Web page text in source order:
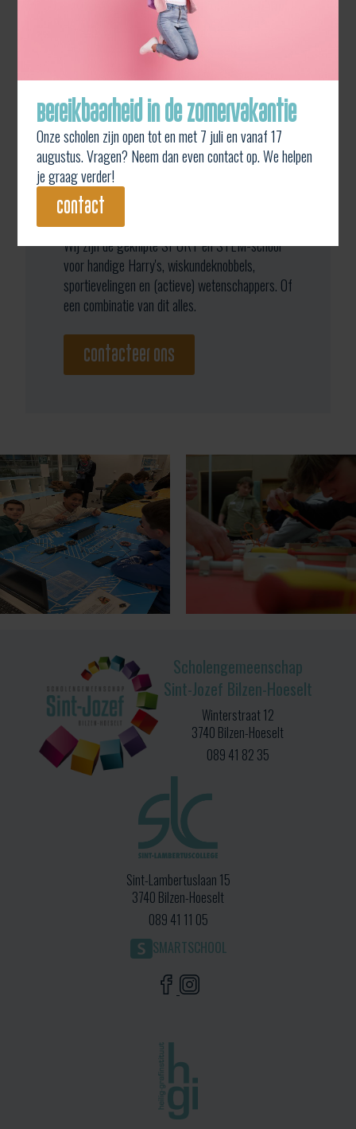
TISJ, misschien iets voor jou!
Wij zijn de geknipte SPORT en STEM-school
voor handige Harry's, wiskundeknobbels,
sportievelingen en (actieve) wetenschappers. Of
een combinatie van dit alles.
contacteer ons
Scholengemeenschap
Sint-Jozef Bilzen-Hoeselt
Winterstraat 12
3740 Bilzen-Hoeselt
089 41 82 35
Sint-Lambertuslaan 15
3740 Bilzen-Hoeselt
089 41 11 05
SMARTSCHOOL
Bereikbaarheid in de zomervakantie
Onze scholen zijn open tot en met 7 juli en vanaf 17
augustus. Vragen? Neem dan even contact op. We helpen
je graag verder!
contact